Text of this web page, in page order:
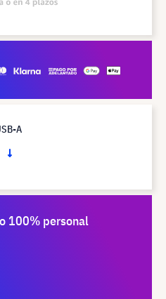
A
100% personal